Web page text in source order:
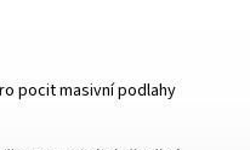
pocit masivní podlahy